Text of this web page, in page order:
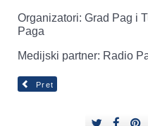
Organizatori: Grad Pag i
Paga
Medijski partner: Radio
Pret